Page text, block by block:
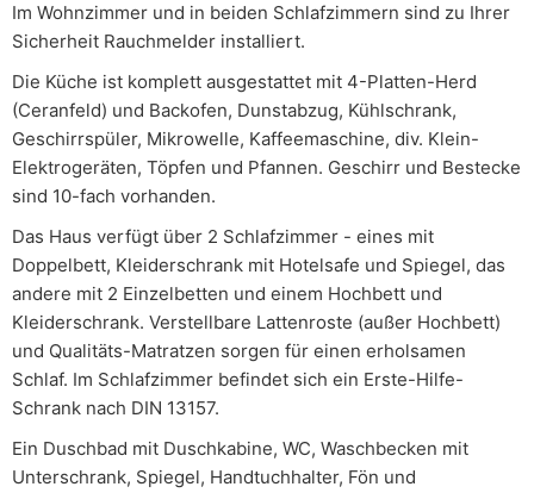
Im Wohnzimmer und in beiden Schlafzimmern sind zu Ihrer
Sicherheit Rauchmelder installiert.
Die Küche ist komplett ausgestattet mit 4-Platten-Herd
(Ceranfeld) und Backofen, Dunstabzug, Kühlschrank,
Geschirrspüler, Mikrowelle, Kaffeemaschine, div. Klein-
Elektrogeräten, Töpfen und Pfannen. Geschirr und Bestecke
sind 10-fach vorhanden.
Das Haus verfügt über 2 Schlafzimmer - eines mit
Doppelbett, Kleiderschrank mit Hotelsafe und Spiegel, das
andere mit 2 Einzelbetten und einem Hochbett und
Kleiderschrank. Verstellbare Lattenroste (außer Hochbett)
und Qualitäts-Matratzen sorgen für einen erholsamen
Schlaf. Im Schlafzimmer befindet sich ein Erste-Hilfe-
Schrank nach DIN 13157.
Ein Duschbad mit Duschkabine, WC, Waschbecken mit
Unterschrank, Spiegel, Handtuchhalter, Fön und